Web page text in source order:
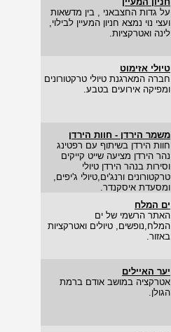
על גדות החצבאני , בין מדשאות
ועצי נוי נמצא חניון המעיין לבילוי,
לינה ואטרקציות.
טיולי אזימוט
חברה המארגנת טיולי טרקטורונים
ומפיקה אירועים בטבע.
משמר הירדן - חוות הירדן
חוות הירדן בשיתוף עם רפטינג
נהר הירדן מציעה שייט קייקים
וסירות בנהר הירדן טיולי
טרקטורונים ורנג'ים,טיולי ג'יפים,
ומסעדת איסקנדר.
ים המלח
האתר הרשמי של ים
המלח,נופשים, טיולים ואטרקציות
באזור.
יער האיילים
אטרקציה במושב אודם ברמת
הגולן.